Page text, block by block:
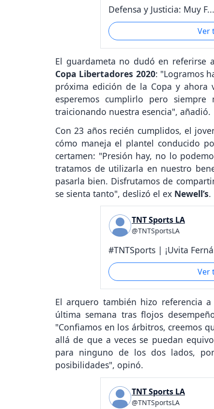
Defensa y Justicia: Muy F...
Ver
El guardameta no dudó en referirse
Copa Libertadores 2020: "Logramos
próxima edición de la Copa y
esperemos cumplirlo pero
traicionando nuestra esencia", añadió.
Con 23 años recién cumplidos, el
cómo maneja el plantel conducido
certamen: "Presión hay, no lo
tratamos de utilizarla en nuestro
pasarla bien. Disfrutamos de
se sienta tanto", deslizó el ex Newell’s.
TNT Sports LA
@TNTSportsLA
#TNTSports | ¡Uvita
Ver
El arquero también hizo referencia
última semana tras flojos
"Confiamos en los árbitros, creemos
allá de que a veces se puedan
para ninguno de los dos lados,
posibilidades", opinó.
TNT Sports LA
@TNTSportsLA